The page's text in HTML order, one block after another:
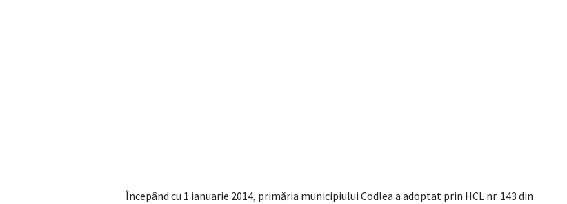
Începând cu 1 ianuarie 2014, primăria municipiului Codlea a adoptat prin HCL nr. 143 din